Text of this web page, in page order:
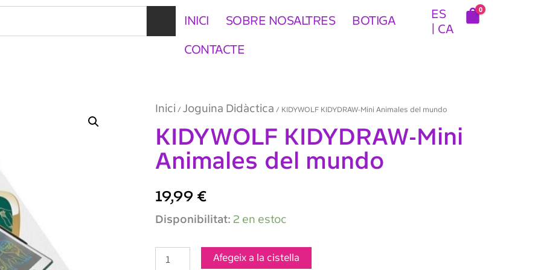
INICI SOBRE NOSALTRES
BOTIGA
CONTACTE
ES
CA
0
Inici / Joguina Didàctica / KIDYWOLF KIDYDRAW-Mini Animales del mundo
KIDYWOLF KIDYDRAW-Mini
Animales del mundo
19,99 €
Disponibilitat: 2 en estoc
quantitat
Mini
Afegeix a la cistella